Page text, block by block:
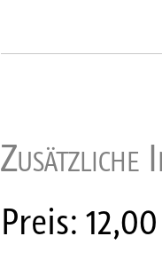
Zusätzliche
Preis: